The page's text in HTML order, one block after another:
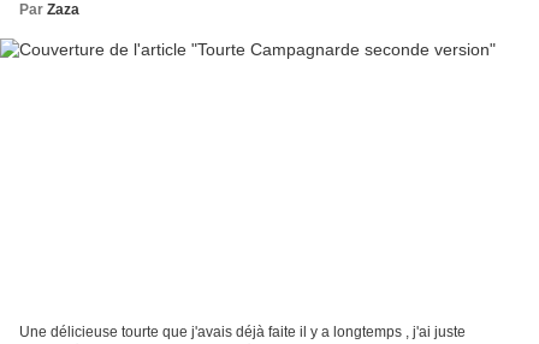
Par Zaza
Une délicieuse tourte que j'avais déjà faite il y a longtemps , j'ai juste